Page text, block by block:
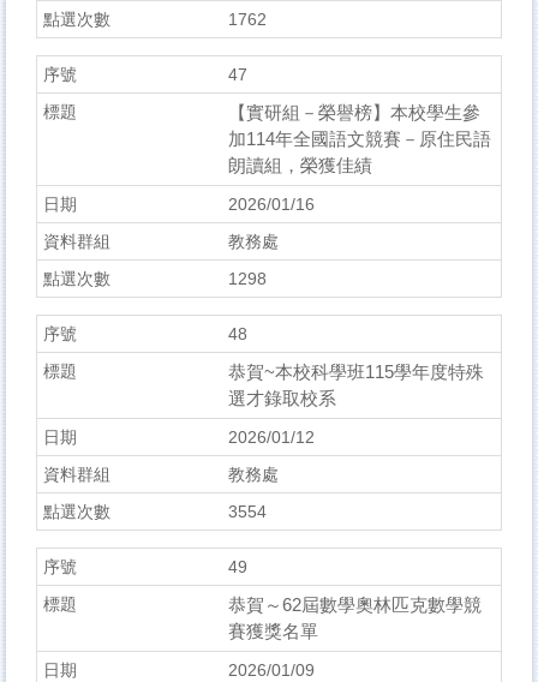
1762
47
【實研組－榮譽榜】本校學生參
加114年全國語文競賽－原住民語
朗讀組，榮獲佳績
2026/01/16
教務處
1298
48
恭賀~本校科學班115學年度特殊
選才錄取校系
2026/01/12
教務處
3554
49
恭賀～62屆數學奧林匹克數學競
賽獲獎名單
2026/01/09